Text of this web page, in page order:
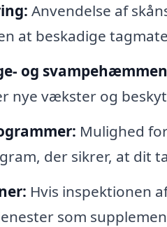
Anvendelse af
at beskadige
og
nye vækster og
Mulighed
der sikrer, at dit
Hvis inspektionen
som